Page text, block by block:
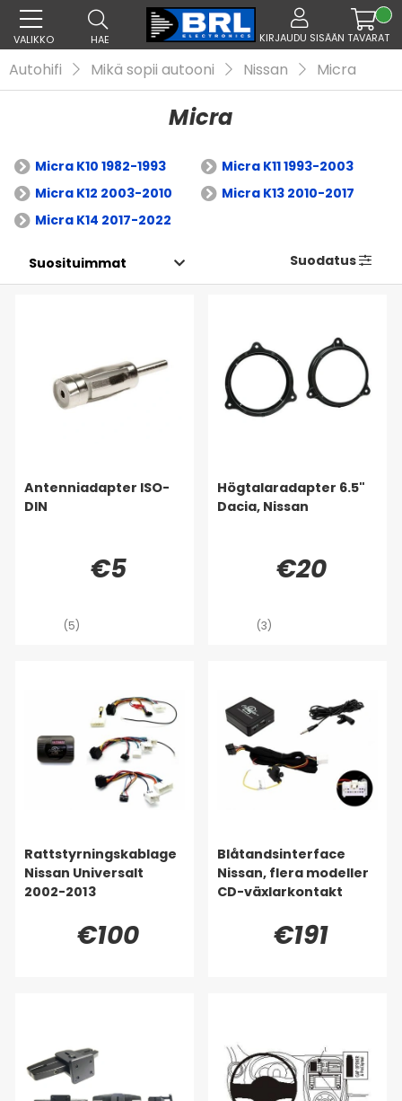
VALIKKO HAE KIRJAUDU SISÄÄN TAVARAT
Autohifi Mikä sopii autooni Nissan Micra
Micra
Micra K10 1982-1993
Micra K11 1993-2003
Micra K12 2003-2010
Micra K13 2010-2017
Micra K14 2017-2022
Suodatus
Antenniadapter ISO-
DIN
€5
(5)
Högtalaradapter 6.5"
Dacia, Nissan
€20
(3)
Rattstyrningskablage
Nissan Universalt
2002-2013
€100
Blåtandsinterface
Nissan, flera modeller
CD-växlarkontakt
€191